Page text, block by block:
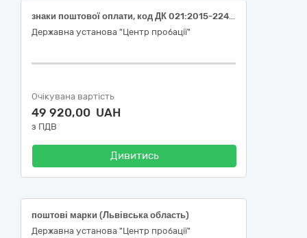
знаки поштової оплати, код ДК 021:2015-22410000-7 – «Марки»
Державна установа "Центр пробації"
Очікувана вартість
49 920,00 UAH
з ПДВ
Дивитись
поштові марки (Львівська область)
Державна установа "Центр пробації"